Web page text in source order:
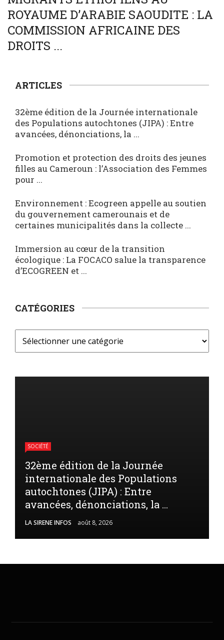
ROYAUME D’ARABIE SAOUDITE : LA
COMMISSION AFRICAINE DES
DROITS ...
ARTICLES
32ème édition de la Journée internationale
des Populations autochtones (JIPA) : Entre
avancées, dénonciations, la ...
Promotion et protection des droits des jeunes
filles au Cameroun : l’Association des Femmes
pour ...
Environnement : Ecogreen appelle au soutien
du gouvernement camerounais et de
certaines municipalités dans la collecte ...
Immersion au cœur de la transition
écologique : La FOCACO salue la transparence
d’ECOGREEN et ...
CATÉGORIES
SOCIÉTÉ
32ème édition de la Journée
internationale des Populations
autochtones (JIPA) : Entre
avancées, dénonciations, la ...
LA SIRENE INFOS août 8, 2026